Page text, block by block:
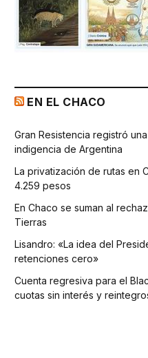
EN EL CHACO
Gran Resistencia registró
indigencia de Argentina
La privatización de rutas en
4.259 pesos
En Chaco se suman al
Tierras
Lisandro: «La idea del
retenciones cero»
Cuenta regresiva para el
cuotas sin interés y